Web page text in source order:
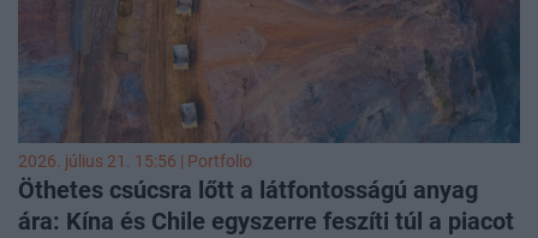
2026. július 21. 15:56 | Portfolio
Öthetes csúcsra lőtt a látfontosságú anyag
ára: Kína és Chile egyszerre feszíti túl a piacot